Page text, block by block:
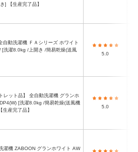
] 【生産完了品】
[洗濯8.0kg /上開き /簡易乾燥(送風
5.0
[洗濯8.0kg /簡易乾燥(送風機
生産完了品】
5.0